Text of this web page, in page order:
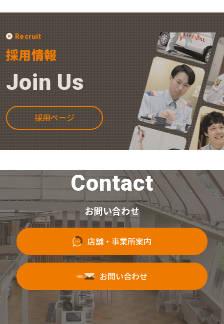
Recruit
採用情報
Join Us
採用ページ
Contact
お問い合わせ
店舗・事業所案内
お問い合わせ